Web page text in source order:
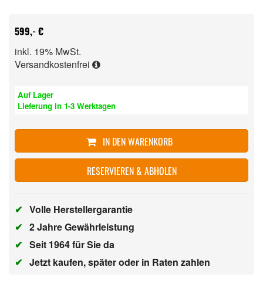
599,- €
inkl. 19% MwSt.
Versandkostenfrei
Auf Lager
Lieferung in 1-3 Werktagen
IN DEN WARENKORB
RESERVIEREN & ABHOLEN
✔ Volle Herstellergarantie
✔ 2 Jahre Gewährleistung
✔ Seit 1964 für Sie da
✔ Jetzt kaufen, später oder in Raten zahlen